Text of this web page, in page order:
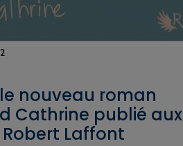
nouveau roman
Cathrine publié aux
Laffont